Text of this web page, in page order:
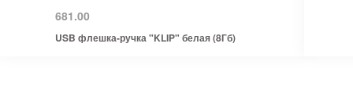
681.00
USB флешка-ручка "KLIP" белая (8Гб)